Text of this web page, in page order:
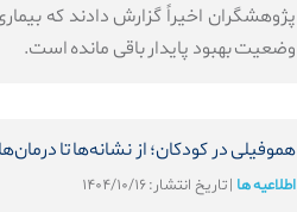
وضعیت بهبود پایدار باقی مانده است.
هموفیلی در کودکان؛ از نشانه‌ها تا
اطلاعیه ها |تاریخ انتشار: ۱۴۰۴/۱۰/۱۶